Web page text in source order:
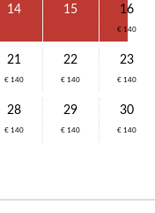
14 15 16
€ 140
21
€ 140
22
€ 140
23
€ 140
28
€ 140
29
€ 140
30
€ 140